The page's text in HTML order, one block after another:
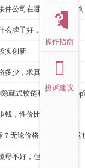
件公司在哪里，免费咨询
么牌子好，恭请来电
实创新
多少，求真务实
藏式铰链和米乐体育
钱，性价比高
？无论价格多么便宜，这
母不好，但更好
操作指南
投诉建议